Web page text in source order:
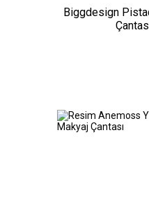
Biggdesign